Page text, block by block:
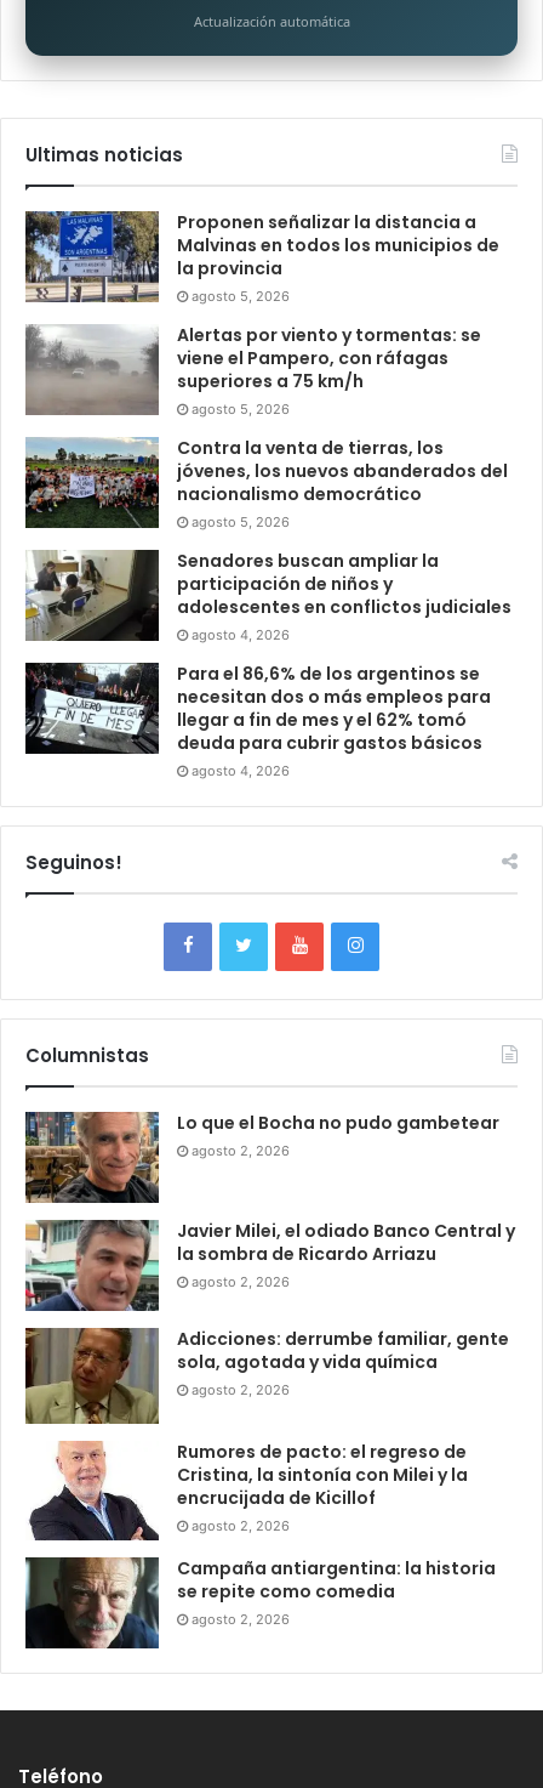
Actualización automática
Ultimas noticias
Proponen señalizar la distancia a
Malvinas en todos los municipios de
la provincia
agosto 5, 2026
Alertas por viento y tormentas: se
viene el Pampero, con ráfagas
superiores a 75 km/h
agosto 5, 2026
Contra la venta de tierras, los
jóvenes, los nuevos abanderados del
nacionalismo democrático
agosto 5, 2026
Senadores buscan ampliar la
participación de niños y
adolescentes en conflictos judiciales
agosto 4, 2026
Para el 86,6% de los argentinos se
necesitan dos o más empleos para
llegar a fin de mes y el 62% tomó
deuda para cubrir gastos básicos
agosto 4, 2026
Seguinos!
Columnistas
Lo que el Bocha no pudo gambetear
agosto 2, 2026
Javier Milei, el odiado Banco Central y
la sombra de Ricardo Arriazu
agosto 2, 2026
Adicciones: derrumbe familiar, gente
sola, agotada y vida química
agosto 2, 2026
Rumores de pacto: el regreso de
Cristina, la sintonía con Milei y la
encrucijada de Kicillof
agosto 2, 2026
Campaña antiargentina: la historia
se repite como comedia
agosto 2, 2026
Teléfono